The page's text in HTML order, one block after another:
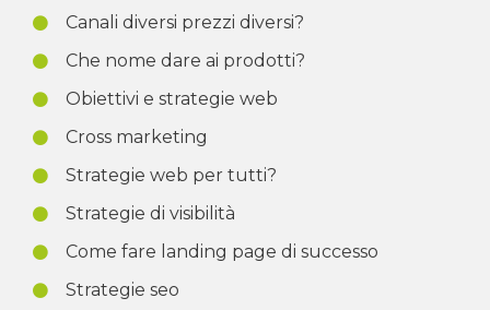
Canali diversi prezzi diversi?
Che nome dare ai prodotti?
Obiettivi e strategie web
Cross marketing
Strategie web per tutti?
Strategie di visibilità
Come fare landing page di successo
Strategie seo